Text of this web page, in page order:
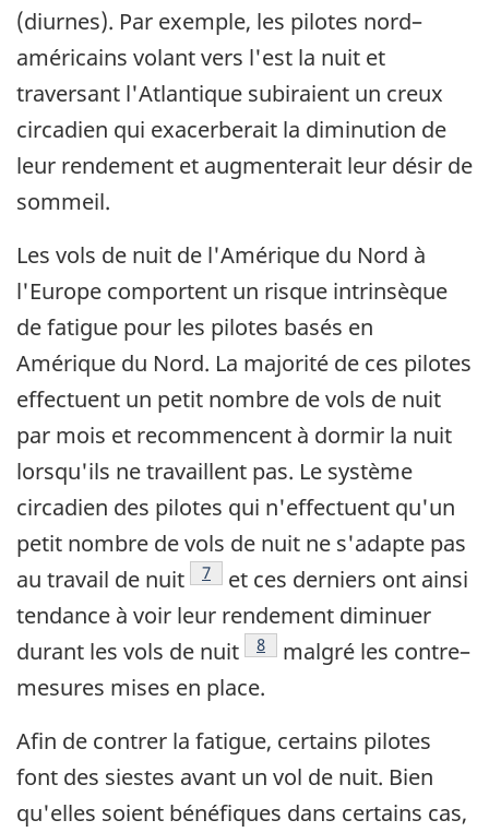
(diurnes). Par exemple, les pilotes nord–
américains volant vers l'est la nuit et
traversant l'Atlantique subiraient un creux
circadien qui exacerberait la diminution de
leur rendement et augmenterait leur désir de
sommeil.
Les vols de nuit de l'Amérique du Nord à
l'Europe comportent un risque intrinsèque
de fatigue pour les pilotes basés en
Amérique du Nord. La majorité de ces pilotes
effectuent un petit nombre de vols de nuit
par mois et recommencent à dormir la nuit
lorsqu'ils ne travaillent pas. Le système
circadien des pilotes qui n'effectuent qu'un
petit nombre de vols de nuit ne s'adapte pas
au travail de nuit
Footnote
7
et ces derniers ont ainsi
tendance à voir leur rendement diminuer
durant les vols de nuit
Footnote
8
malgré les contre–
mesures mises en place.
Afin de contrer la fatigue, certains pilotes
font des siestes avant un vol de nuit. Bien
qu'elles soient bénéfiques dans certains cas,